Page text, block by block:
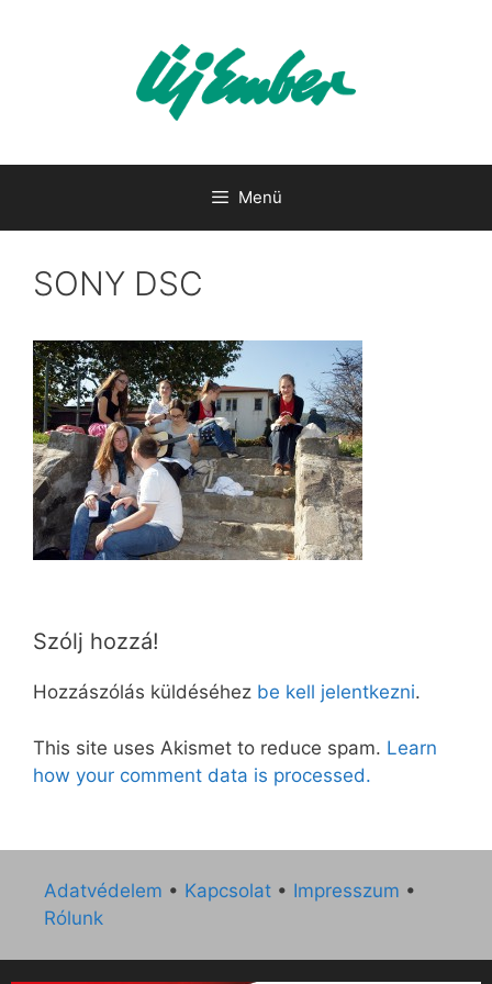
Menü
SONY DSC
Szólj hozzá!
Hozzászólás küldéséhez be kell jelentkezni.
This site uses Akismet to reduce spam. Learn
how your comment data is processed.
Adatvédelem • Kapcsolat • Impresszum •
Rólunk